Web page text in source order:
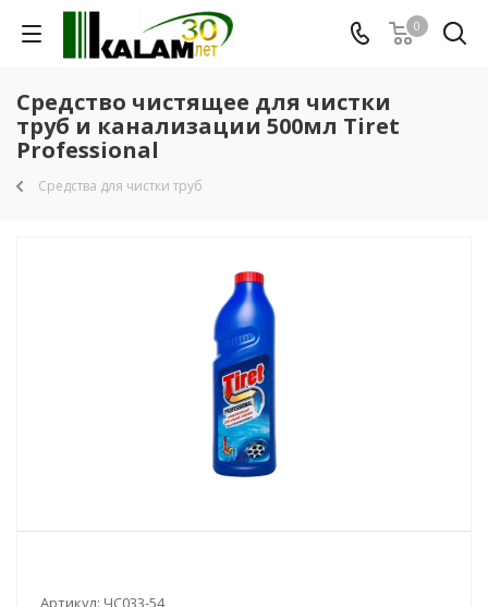
0
Средство чистящее для чистки
труб и канализации 500мл Tiret
Professional
Средства для чистки труб
Артикул: ЧС033-54